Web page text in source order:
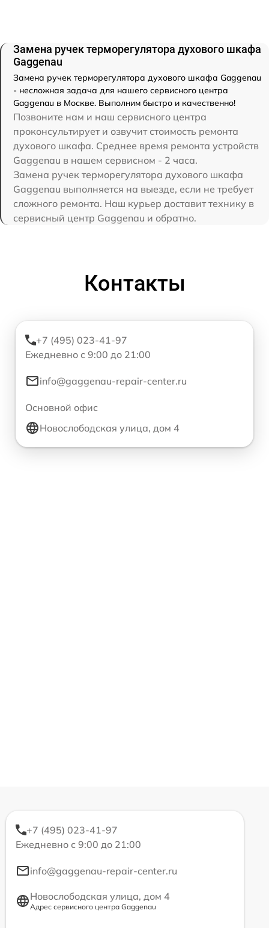
Замена ручек терморегулятора духового шкафа
Gaggenau
Замена ручек терморегулятора духового шкафа Gaggenau
- несложная задача для нашего сервисного центра
Gaggenau в Москве. Выполним быстро и качественно!
Позвоните нам и наш сервисного центра
проконсультирует и озвучит стоимость ремонта
духового шкафа. Среднее время ремонта устройств
Gaggenau в нашем сервисном - 2 часа.
Замена ручек терморегулятора духового шкафа
Gaggenau выполняется на выезде, если не требует
сложного ремонта. Наш курьер доставит технику в
сервисный центр Gaggenau и обратно.
Контакты
+7 (495) 023-41-97
Ежедневно с 9:00 до 21:00
info@gaggenau-repair-center.ru
Основной офис
Новослободская улица, дом 4
+7 (495) 023-41-97
Ежедневно с 9:00 до 21:00
info@gaggenau-repair-center.ru
Новослободская улица, дом 4
Адрес сервисного центра Gaggenau